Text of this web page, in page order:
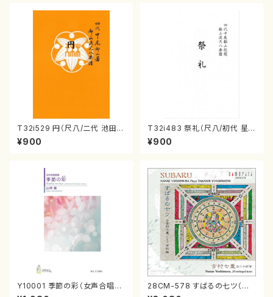
T32i529 円（尺八/二代 池田静
山/楽譜）都山流公刊楽譜曲番:2
238
¥900
T32i483 祭礼（尺八/初代 星
田一山/楽譜）都山流公刊楽譜曲
番:2191
¥900
Y10001 季節の彩（女声合唱、
ピアノ/山岸徹/楽譜）
28CM-578 すばるの七ツ（二
十絃箏/クラリネット/ヴァイオリ